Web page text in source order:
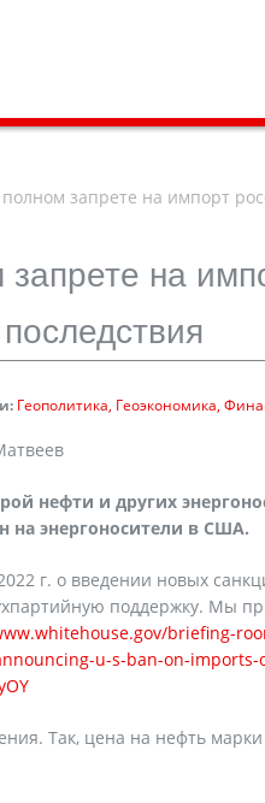
запрете на импорт
на
Геополитика Геоэкономика
нефти и других
на энергоносители в США.
г. о введении новых
поддержку. Мы
briefing-
u-s-ban-on-
Так, цена на нефть